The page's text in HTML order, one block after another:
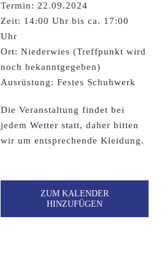
Termin: 22.09.2024
Zeit: 14:00 Uhr bis ca. 17:00
Uhr
Ort: Niederwies (Treffpunkt wird
noch bekanntgegeben)
Ausrüstung: Festes Schuhwerk
Die Veranstaltung findet bei
jedem Wetter statt, daher bitten
wir um entsprechende Kleidung.
ZUM KALENDER
HINZUFÜGEN